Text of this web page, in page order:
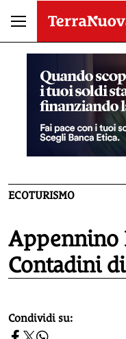
ECOTURISMO
Appennino
Contadini
homepage h2
Condividi su: